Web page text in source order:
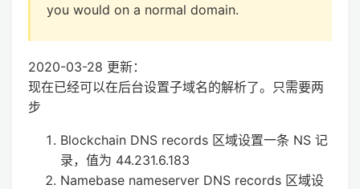
you would on a normal domain.
2020-03-28 更新：
现在已经可以在后台设置子域名的解析了。只需要两
步
Blockchain DNS records 区域设置一条 NS 记
录，值为 44.231.6.183
Namebase nameserver DNS records 区域设